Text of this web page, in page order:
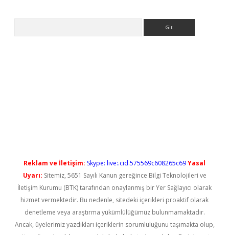
Reklam ve İletişim: Skype: live:.cid.575569c608265c69Yasal
Uyarı: Sitemiz, 5651 Sayılı Kanun gereğince Bilgi Teknolojileri ve
İletişim Kurumu (BTK) tarafından onaylanmış bir Yer Sağlayıcı olarak
hizmet vermektedir. Bu nedenle, sitedeki içerikleri proaktif olarak
denetleme veya araştırma yükümlülüğümüz bulunmamaktadır.
Ancak, üyelerimiz yazdıkları içeriklerin sorumluluğunu taşımakta olup,